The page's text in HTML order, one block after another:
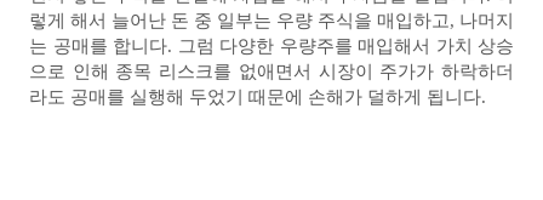
렇게 해서 늘어난 돈 중 일부는 우량 주식을 매입하고, 나머지
는 공매를 합니다. 그럼 다양한 우량주를 매입해서 가치 상승
으로 인해 종목 리스크를 없애면서 시장이 주가가 하락하더
라도 공매를 실행해 두었기 때문에 손해가 덜하게 됩니다.